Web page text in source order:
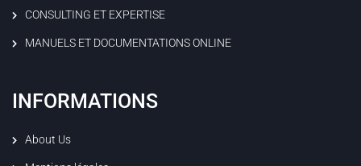
CONSULTING ET EXPERTISE
MANUELS ET DOCUMENTATIONS ONLINE
INFORMATIONS
About Us